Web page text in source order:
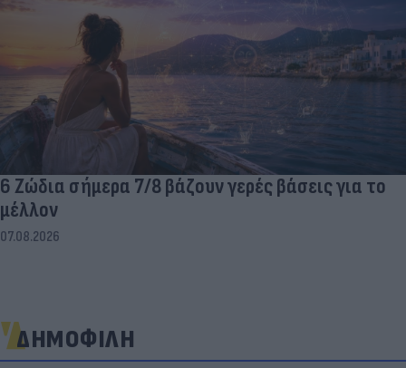
6 Ζώδια σήμερα 7/8 βάζουν γερές βάσεις για το
μέλλον
07.08.2026
ΔΗΜΟΦΙΛΗ